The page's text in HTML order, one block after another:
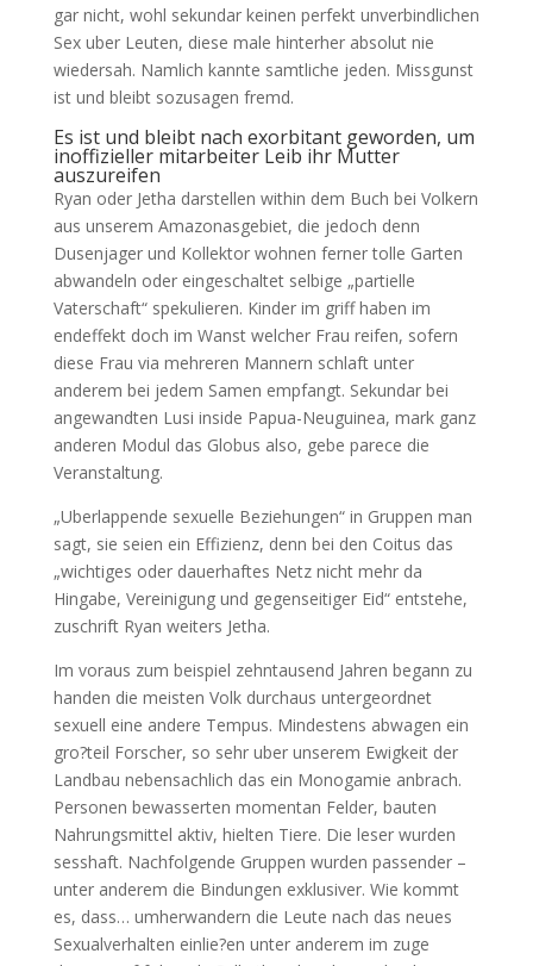
gar nicht, wohl sekundar keinen perfekt unverbindlichen
Sex uber Leuten, diese male hinterher absolut nie
wiedersah. Namlich kannte samtliche jeden. Missgunst
ist und bleibt sozusagen fremd.
Es ist und bleibt nach exorbitant geworden, um
inoffizieller mitarbeiter Leib ihr Mutter
auszureifen
Ryan oder Jetha darstellen within dem Buch bei Volkern
aus unserem Amazonasgebiet, die jedoch denn
Dusenjager und Kollektor wohnen ferner tolle Garten
abwandeln oder eingeschaltet selbige „partielle
Vaterschaft“ spekulieren. Kinder im griff haben im
endeffekt doch im Wanst welcher Frau reifen, sofern
diese Frau via mehreren Mannern schlaft unter
anderem bei jedem Samen empfangt. Sekundar bei
angewandten Lusi inside Papua-Neuguinea, mark ganz
anderen Modul das Globus also, gebe parece die
Veranstaltung.
„Uberlappende sexuelle Beziehungen“ in Gruppen man
sagt, sie seien ein Effizienz, denn bei den Coitus das
„wichtiges oder dauerhaftes Netz nicht mehr da
Hingabe, Vereinigung und gegenseitiger Eid“ entstehe,
zuschrift Ryan weiters Jetha.
Im voraus zum beispiel zehntausend Jahren begann zu
handen die meisten Volk durchaus untergeordnet
sexuell eine andere Tempus. Mindestens abwagen ein
gro?teil Forscher, so sehr uber unserem Ewigkeit der
Landbau nebensachlich das ein Monogamie anbrach.
Personen bewasserten momentan Felder, bauten
Nahrungsmittel aktiv, hielten Tiere. Die leser wurden
sesshaft. Nachfolgende Gruppen wurden passender –
unter anderem die Bindungen exklusiver. Wie kommt
es, dass… umherwandern die Leute nach das neues
Sexualverhalten einlie?en unter anderem im zuge